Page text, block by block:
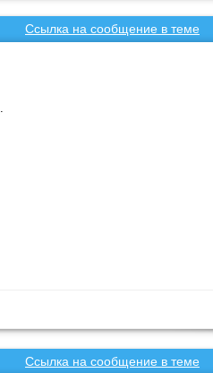
Ссылка на сообщение в теме
Ссылка на сообщение в теме